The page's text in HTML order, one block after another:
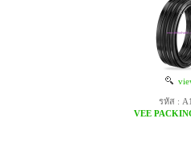
รหัส :
VEE